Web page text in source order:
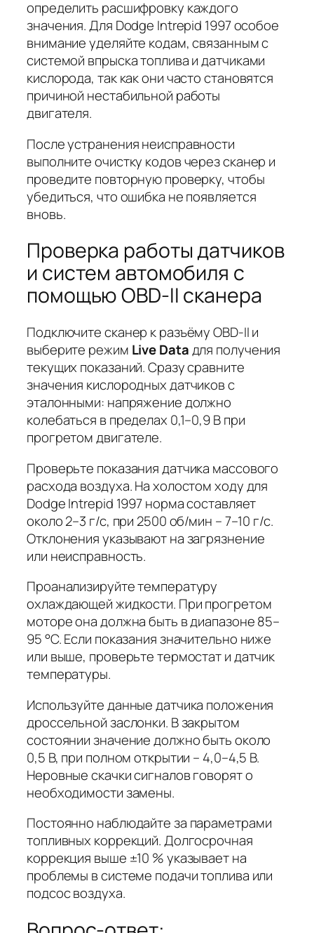
определить расшифровку каждого
значения. Для Dodge Intrepid 1997 особое
внимание уделяйте кодам, связанным с
системой впрыска топлива и датчиками
кислорода, так как они часто становятся
причиной нестабильной работы
двигателя.
После устранения неисправности
выполните очистку кодов через сканер и
проведите повторную проверку, чтобы
убедиться, что ошибка не появляется
вновь.
Проверка работы датчиков
и систем автомобиля с
помощью OBD-II сканера
Подключите сканер к разъёму OBD-II и
выберите режим Live Dataдля получения
текущих показаний. Сразу сравните
значения кислородных датчиков с
эталонными: напряжение должно
колебаться в пределах 0,1–0,9 В при
прогретом двигателе.
Проверьте показания датчика массового
расхода воздуха. На холостом ходу для
Dodge Intrepid 1997 норма составляет
около 2–3 г/с, при 2500 об/мин – 7–10 г/с.
Отклонения указывают на загрязнение
или неисправность.
Проанализируйте температуру
охлаждающей жидкости. При прогретом
моторе она должна быть в диапазоне 85–
95 °C. Если показания значительно ниже
или выше, проверьте термостат и датчик
температуры.
Используйте данные датчика положения
дроссельной заслонки. В закрытом
состоянии значение должно быть около
0,5 В, при полном открытии – 4,0–4,5 В.
Неровные скачки сигналов говорят о
необходимости замены.
Постоянно наблюдайте за параметрами
топливных коррекций. Долгосрочная
коррекция выше ±10 % указывает на
проблемы в системе подачи топлива или
подсос воздуха.